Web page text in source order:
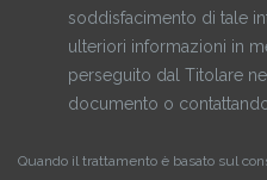
soddisfacimento di tale
ulteriori informazioni in
perseguito dal Titolare
documento o
Quando il trattamento è basato sul